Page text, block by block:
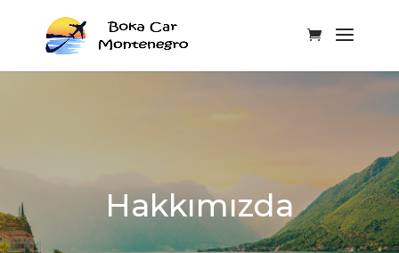
Hakkımızda